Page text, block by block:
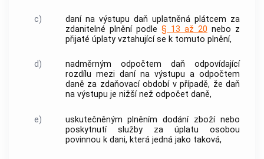
c) daní na výstupu daň uplatněná plátcem za
zdanitelné plnění podle § 13 až 20 nebo z
přijaté úplatyvztahující se k tomuto plnění,
d) nadměrným odpočtem daň odpovídající
rozdílu mezi daní na výstupu a odpočtem
daně za zdaňovací období v případě, že daň
na výstupu je nižší než odpočet daně,
e) uskutečněným plněnímdodání zbožínebo
poskytnutí službyza úplatu osobou
povinnou k dani, která jedná jako taková,